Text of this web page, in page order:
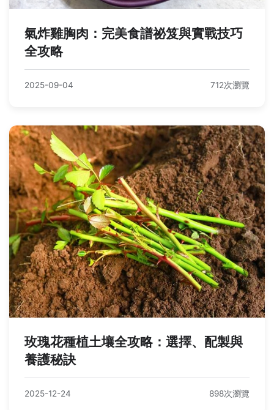
氣炸雞胸肉：完美食譜祕笈與實戰技巧
全攻略
2025-09-04 712次瀏覽
玫瑰花種植土壤全攻略：選擇、配製與
養護秘訣
2025-12-24 898次瀏覽